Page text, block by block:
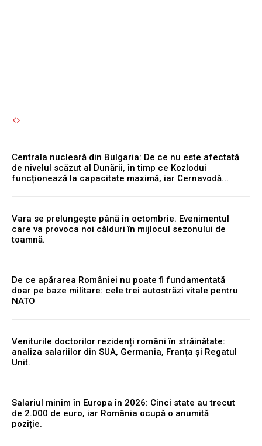
Centrala nucleară din Bulgaria: De ce nu este afectată
de nivelul scăzut al Dunării, în timp ce Kozlodui
funcționează la capacitate maximă, iar Cernavodă...
Vara se prelungește până în octombrie. Evenimentul
care va provoca noi călduri în mijlocul sezonului de
toamnă.
De ce apărarea României nu poate fi fundamentată
doar pe baze militare: cele trei autostrăzi vitale pentru
NATO
Veniturile doctorilor rezidenți români în străinătate:
analiza salariilor din SUA, Germania, Franța și Regatul
Unit.
Salariul minim în Europa în 2026: Cinci state au trecut
de 2.000 de euro, iar România ocupă o anumită
poziție.